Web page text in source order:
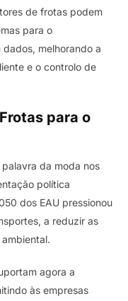
de frotas podem
para o
melhorando a
e o controlo de
para o
da moda nos
política
dos EAU pressionou
a reduzir as
agora a
às empresas